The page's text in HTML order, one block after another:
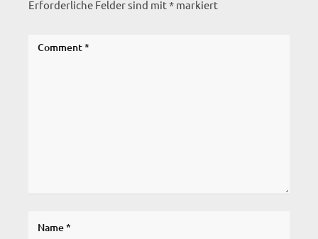
Erforderliche Felder sind mit* markiert